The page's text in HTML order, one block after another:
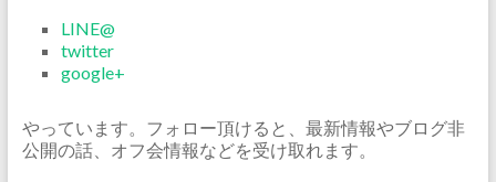
LINE@
twitter
google+
やっています。フォロー頂けると、最新情報やブログ非
公開の話、オフ会情報などを受け取れます。